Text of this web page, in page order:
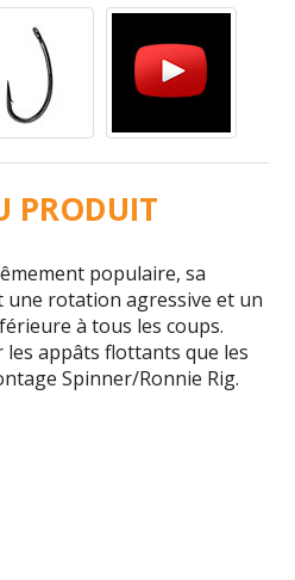
PRODUIT
populaire, sa
une rotation agressive et un
à tous les coups.
appâts flottants que les
Spinner/Ronnie Rig.